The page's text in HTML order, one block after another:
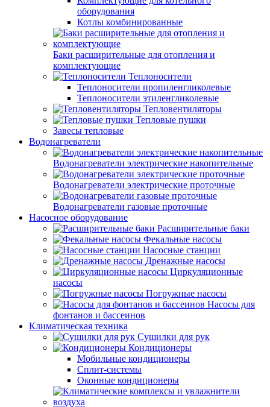
оборудования
Котлы комбинированные
Баки расширительные для отопления и
комплектующие
Теплоносители
Теплоносители пропиленгликолевые
Теплоносители этиленгликолевые
Тепловентиляторы
Тепловые пушки
Завесы тепловые
Водонагреватели
Водонагреватели электрические накопительные
Водонагреватели электрические проточные
Водонагреватели газовые проточные
Насосное оборудование
Расширительные баки
Фекальные насосы
Насосные станции
Дренажные насосы
Циркуляционные
насосы
Погружные насосы
Насосы для
фонтанов и бассеинов
Климатическая техника
Сушилки для рук
Кондиционеры
Мобильные кондиционеры
Сплит-системы
Оконные кондиционеры